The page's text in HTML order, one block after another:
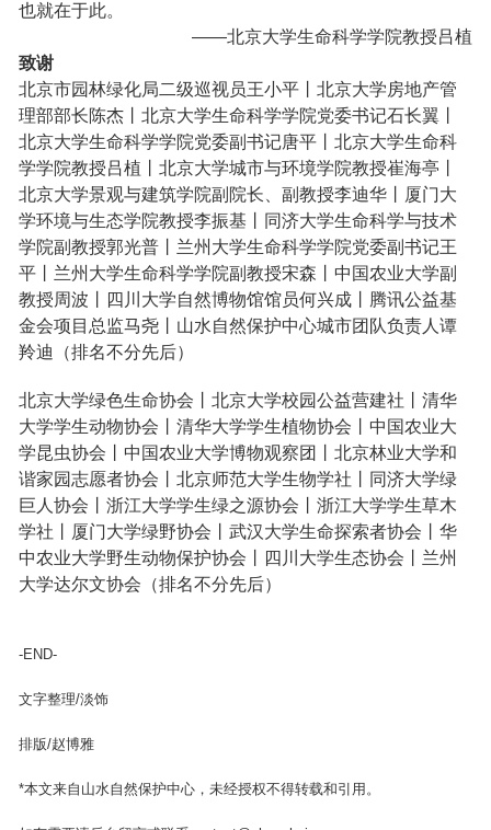
也就在于此。
——北京大学生命科学学院教授吕植
致谢
北京市园林绿化局二级巡视员王小平丨北京大学房地产管
理部部长陈杰丨北京大学生命科学学院党委书记石长翼丨
北京大学生命科学学院党委副书记唐平丨北京大学生命科
学学院教授吕植丨北京大学城市与环境学院教授崔海亭丨
北京大学景观与建筑学院副院长、副教授李迪华丨厦门大
学环境与生态学院教授李振基丨同济大学生命科学与技术
学院副教授郭光普丨兰州大学生命科学学院党委副书记王
平丨兰州大学生命科学学院副教授宋森丨中国农业大学副
教授周波丨四川大学自然博物馆馆员何兴成丨腾讯公益基
金会项目总监马尧丨山水自然保护中心城市团队负责人谭
羚迪（排名不分先后）
北京大学绿色生命协会丨北京大学校园公益营建社丨清华
大学学生动物协会丨清华大学学生植物协会丨中国农业大
学昆虫协会丨中国农业大学博物观察团丨北京林业大学和
谐家园志愿者协会丨北京师范大学生物学社丨同济大学绿
巨人协会丨浙江大学学生绿之源协会丨浙江大学学生草木
学社丨厦门大学绿野协会丨武汉大学生命探索者协会丨华
中农业大学野生动物保护协会丨四川大学生态协会丨兰州
大学达尔文协会（排名不分先后）
-END-
文字整理/淡饰
排版/赵博雅
*本文来自山水自然保护中心，未经授权不得转载和引用。